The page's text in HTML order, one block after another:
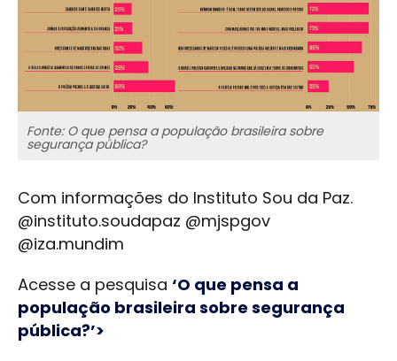
Fonte: O que pensa a população brasileira sobre
segurança pública?
Com informações do Instituto Sou da Paz.
@instituto.soudapaz @mjspgov
@iza.mundim
Acesse a pesquisa ‘O que pensa a
população brasileira sobre segurança
pública?’>